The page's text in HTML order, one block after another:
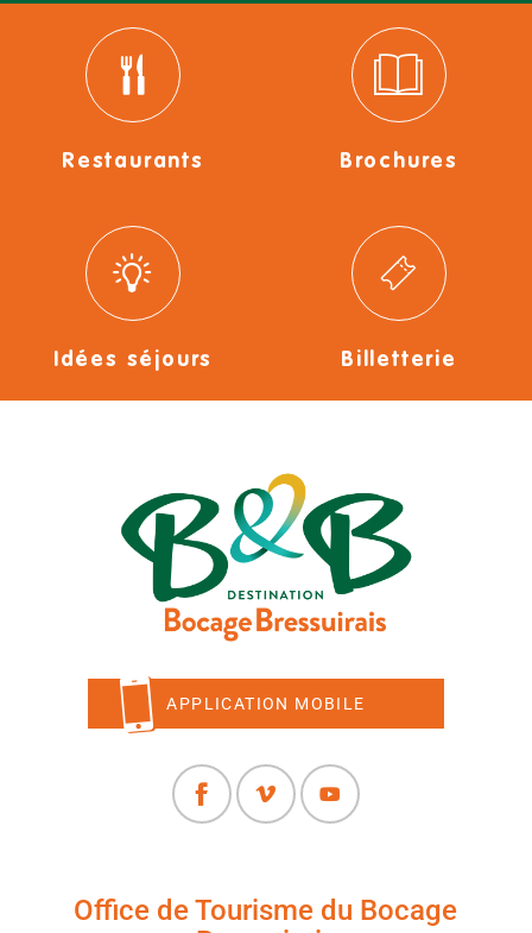
Restaurants Brochures
Idées séjours Billetterie
APPLICATION MOBILE
Office de Tourisme du Bocage